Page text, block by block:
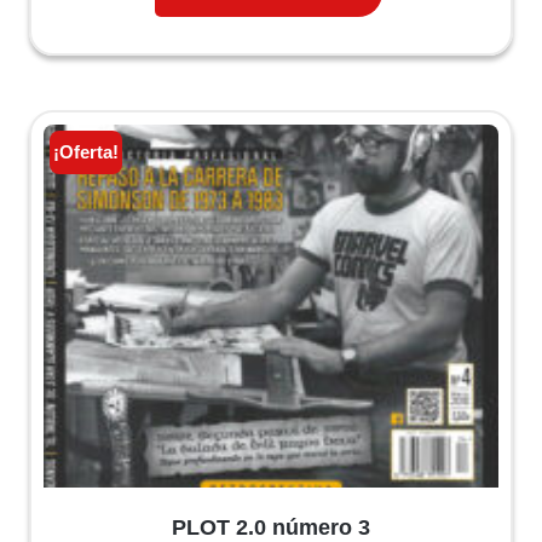
7,50 €.7,13 €.
¡Oferta!
PLOT 2.0 número 3